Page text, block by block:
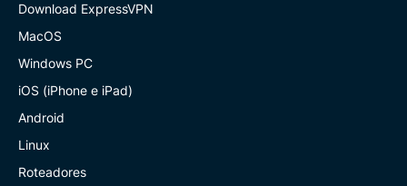
Download ExpressVPN
MacOS
Windows PC
iOS (iPhone e iPad)
Android
Linux
Roteadores